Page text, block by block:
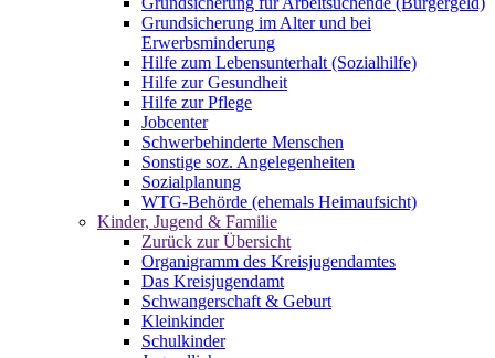
Grundsicherung im Alter und bei
Erwerbsminderung
Hilfe zum Lebensunterhalt (Sozialhilfe)
Hilfe zur Gesundheit
Hilfe zur Pflege
Jobcenter
Schwerbehinderte Menschen
Sonstige soz. Angelegenheiten
Sozialplanung
WTG-Behörde (ehemals Heimaufsicht)
Kinder, Jugend & Familie
Zurück zur Übersicht
Organigramm des Kreisjugendamtes
Das Kreisjugendamt
Schwangerschaft & Geburt
Kleinkinder
Schulkinder